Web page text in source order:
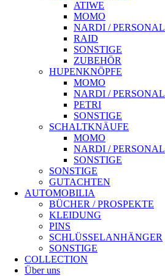
ATIWE
MOMO
NARDI / PERSONAL
RAID
SONSTIGE
ZUBEHÖR
HUPENKNÖPFE
MOMO
NARDI / PERSONAL
PETRI
SONSTIGE
SCHALTKNÄUFE
MOMO
NARDI / PERSONAL
SONSTIGE
SONSTIGE
GUTACHTEN
AUTOMOBILIA
BÜCHER / PROSPEKTE
KLEIDUNG
PINS
SCHLÜSSELANHÄNGER
SONSTIGE
COLLECTION
Über uns